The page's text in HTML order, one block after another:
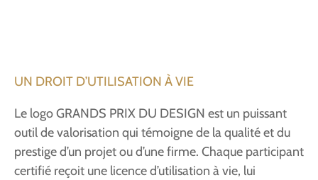
UN DROIT D’UTILISATION À VIE
Le logo GRANDS PRIX DU DESIGN est un puissant
outil de valorisation qui témoigne de la qualité et du
prestige d’un projet ou d’une firme. Chaque participant
certifié reçoit une licence d’utilisation à vie, lui